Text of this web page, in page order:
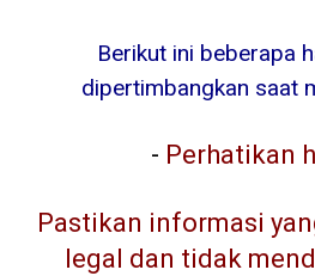
Berikut ini beberapa
dipertimbangkan saat
- Perhatikan
Pastikan informasi
legal dan tidak